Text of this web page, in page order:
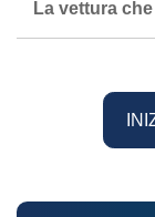
La vettura